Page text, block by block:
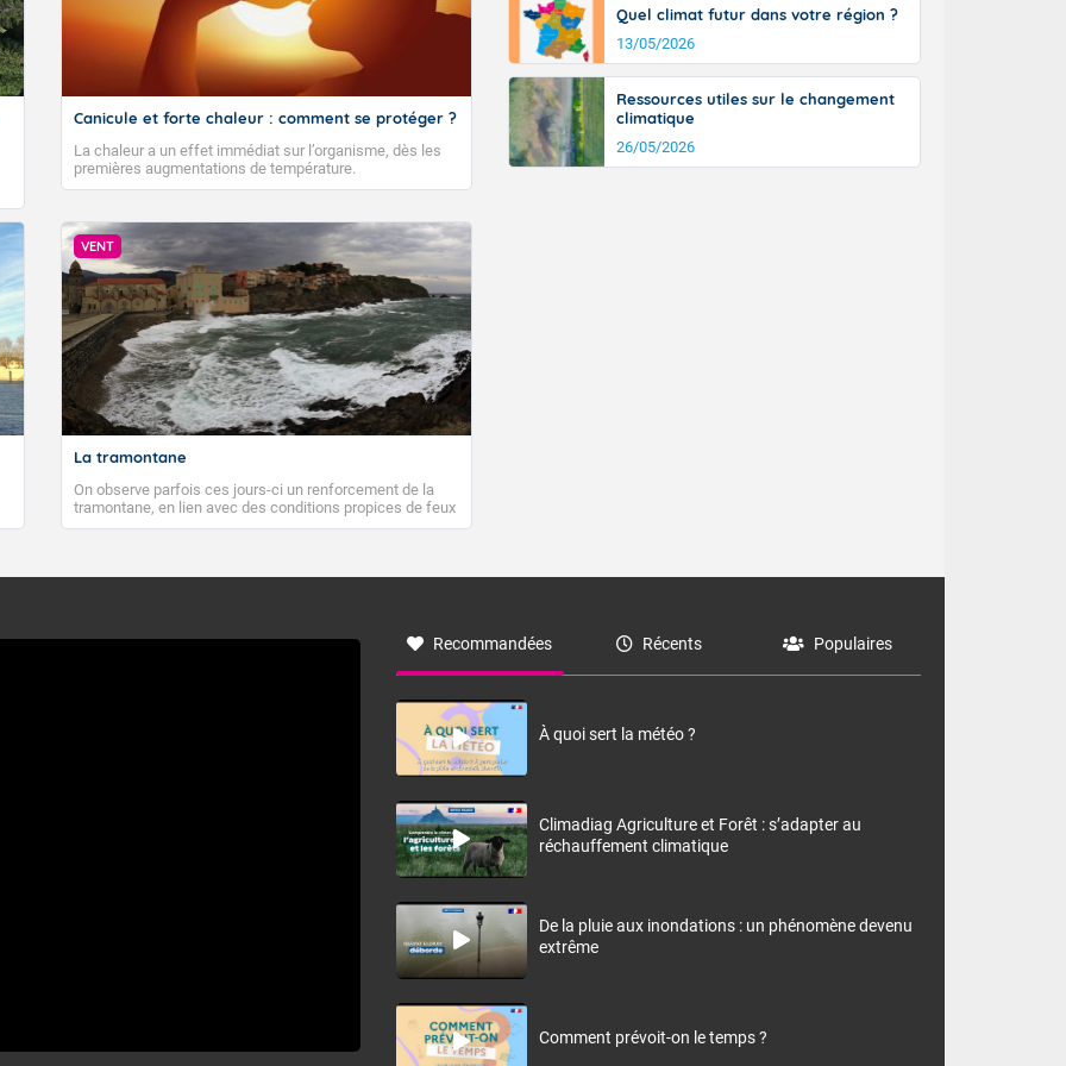
Canicule et forte chaleur : comment se protéger ?
La chaleur a un effet immédiat sur l’organisme, dès les
premières augmentations de température.
VENT
La tramontane
On observe parfois ces jours-ci un renforcement de la
tramontane, en lien avec des conditions propices de feux
de forêt. Mais qu'est-ce que la tramontane ? Quelles sont
à nord-ouest, dans un secteur qui part du Roussillon à la
monts, en allusion aux régions montagneuses d’où
Quel climat futur dans votre région ?
13/05/2026
Ressources utiles sur le changement
climatique
26/05/2026
Recommandées Récents Populaires
À quoi sert la météo ?
Climadiag Agriculture et Forêt : s’adapter au
réchauffement climatique
De la pluie aux inondations : un phénomène devenu
extrême
Comment prévoit-on le temps ?